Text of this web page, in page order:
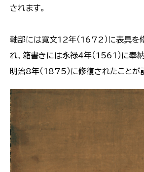
されます。
軸部には寛文12年（1672）に表具を
れ、箱書きには永禄4年（1561）に奉
明治8年（1875）に修復されたことが